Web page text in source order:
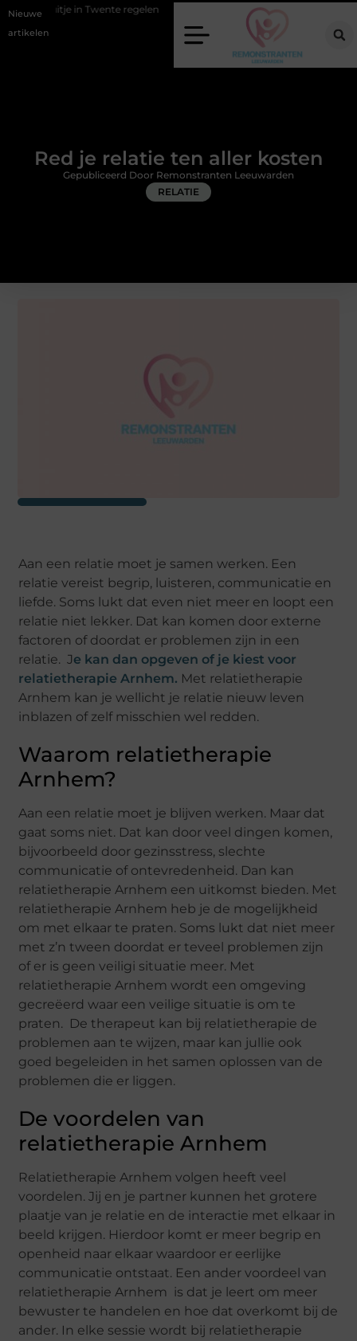
Nieuwe
artikelen
regelen Wat zero-click search betekent voor de toekomst
Red je relatie ten aller kosten
RELATIE
Gepubliceerd Door Remonstranten Leeuwarden
Aan een relatie moet je samen werken. Een
relatie vereist begrip, luisteren, communicatie en
liefde. Soms lukt dat even niet meer en loopt een
relatie niet lekker. Dat kan komen door externe
factoren of doordat er problemen zijn in een
relatie. Je kan dan opgeven of je kiest voor
relatietherapie Arnhem. Met relatietherapie
Arnhem kan je wellicht je relatie nieuw leven
inblazen of zelf misschien wel redden.
Waarom relatietherapie
Arnhem?
Aan een relatie moet je blijven werken. Maar dat
gaat soms niet. Dat kan door veel dingen komen,
bijvoorbeeld door gezinsstress, slechte
communicatie of ontevredenheid. Dan kan
relatietherapie Arnhem een uitkomst bieden. Met
relatietherapie Arnhem heb je de mogelijkheid
om met elkaar te praten. Soms lukt dat niet meer
met z’n tween doordat er teveel problemen zijn
of er is geen veiligi situatie meer. Met
relatietherapie Arnhem wordt een omgeving
gecreëerd waar een veilige situatie is om te
praten. De therapeut kan bij relatietherapie de
problemen aan te wijzen, maar kan jullie ook
goed begeleiden in het samen oplossen van de
problemen die er liggen.
De voordelen van
relatietherapie Arnhem
Relatietherapie Arnhem volgen heeft veel
voordelen. Jij en je partner kunnen het grotere
plaatje van je relatie en de interactie met elkaar in
beeld krijgen. Hierdoor komt er meer begrip en
openheid naar elkaar waardoor er eerlijke
communicatie ontstaat. Een ander voordeel van
relatietherapie Arnhem is dat je leert om meer
bewuster te handelen en hoe dat overkomt bij de
ander. In elke sessie wordt bij relatietherapie